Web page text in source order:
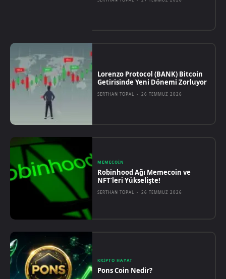
Lorenzo Protocol (BANK) Bitcoin
Getirisinde Yeni Dönemi Zorluyor
SERTHAN TOPAL - 26 TEMMUZ 2026
MEMECOIN
Robinhood Ağı Memecoin ve
NFT’leri Yükselişte!
SERTHAN TOPAL - 26 TEMMUZ 2026
KRIPTO HAYAT
Pons Coin Nedir?